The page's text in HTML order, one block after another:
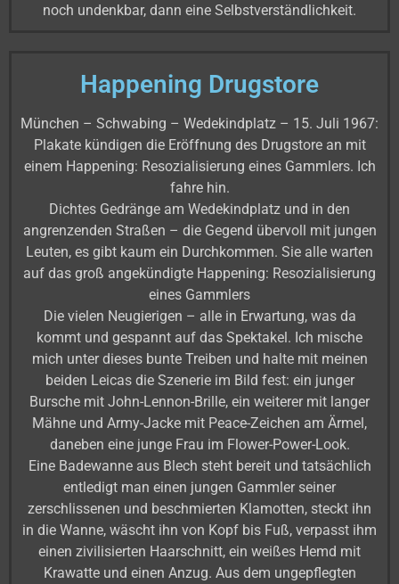
noch undenkbar, dann eine Selbstverständlichkeit.
Happening Drugstore
München – Schwabing – Wedekindplatz – 15. Juli 1967:
Plakate kündigen die Eröffnung des Drugstore an mit
einem Happening: Resozialisierung eines Gammlers. Ich
fahre hin.
Dichtes Gedränge am Wedekindplatz und in den
angrenzenden Straßen – die Gegend übervoll mit jungen
Leuten, es gibt kaum ein Durchkommen. Sie alle warten
auf das groß angekündigte Happening: Resozialisierung
eines Gammlers
Die vielen Neugierigen – alle in Erwartung, was da
kommt und gespannt auf das Spektakel. Ich mische
mich unter dieses bunte Treiben und halte mit meinen
beiden Leicas die Szenerie im Bild fest: ein junger
Bursche mit John-Lennon-Brille, ein weiterer mit langer
Mähne und Army-Jacke mit Peace-Zeichen am Ärmel,
daneben eine junge Frau im Flower-Power-Look.
Eine Badewanne aus Blech steht bereit und tatsächlich
entledigt man einen jungen Gammler seiner
zerschlissenen und beschmierten Klamotten, steckt ihn
in die Wanne, wäscht ihn von Kopf bis Fuß, verpasst ihm
einen zivilisierten Haarschnitt, ein weißes Hemd mit
Krawatte und einen Anzug. Aus dem ungepflegten